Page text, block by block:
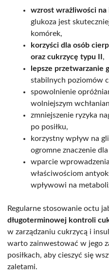
wzrost wrażliwości na
glukoza jest
komórek,
korzyści dla osób
oraz cukrzycę typu II ,
lepsze przetwarzanie
stabilnych poziomów
spowolnienie
wolniejszym
zmniejszenie ryzyka
po posiłku,
korzystny wpływ na
ogromne znaczenie
wparcie
właściwościom
wpływowi na
Regularne stosowanie octu
długoterminowej kontroli
w zarządzaniu cukrzycą i
warto zainwestować w jego
posiłkach, aby cieszyć się
zaletami.